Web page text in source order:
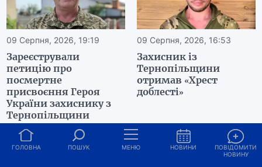
09 Серпня, 2026, 19:19
Зареєстрували
петицію про
посмертне
присвоєння Героя
України захиснику з
Тернопільщини
09 Серпня, 2026, 16:53
Захисник із
Тернопільщини
отримав «Хрест
доблесті»
Читати ще →
ГОЛОВНА ПОШУК МЕНЮ НОВИНИ
ПОВІДОМИТИ
НОВИНУ